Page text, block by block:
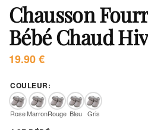
Chausson
Bébé Chaud
19.90€
COULEUR:
RoseMarronRouge Bleu Gris